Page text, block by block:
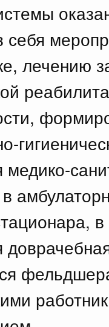
себя
лечению
медико-